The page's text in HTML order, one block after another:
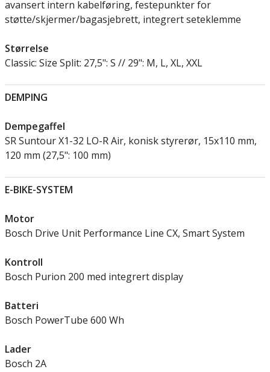
avansert intern kabelføring, festepunkter for
støtte/skjermer/bagasjebrett, integrert seteklemme
Størrelse
Classic: Size Split: 27,5": S // 29": M, L, XL, XXL
DEMPING
Dempegaffel
SR Suntour X1-32 LO-R Air, konisk styrerør, 15x110 mm,
120 mm (27,5": 100 mm)
E-BIKE-SYSTEM
Motor
Bosch Drive Unit Performance Line CX, Smart System
Kontroll
Bosch Purion 200 med integrert display
Batteri
Bosch PowerTube 600 Wh
Lader
Bosch 2A